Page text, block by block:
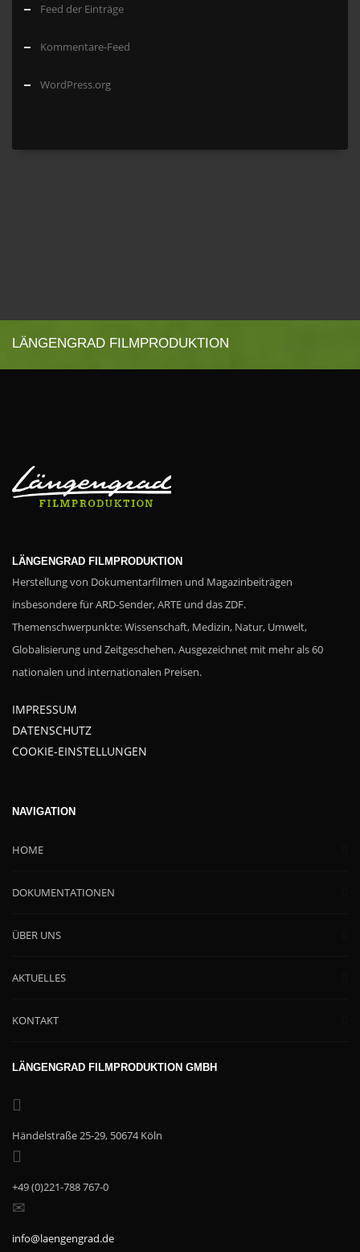
Feed der Einträge
Kommentare-Feed
WordPress.org
LÄNGENGRAD FILMPRODUKTION
LÄNGENGRAD FILMPRODUKTION
Herstellung von Dokumentarfilmen und Magazinbeiträgen
insbesondere für ARD-Sender, ARTE und das ZDF.
Themenschwerpunkte: Wissenschaft, Medizin, Natur, Umwelt,
Globalisierung und Zeitgeschehen. Ausgezeichnet mit mehr als 60
nationalen und internationalen Preisen.
IMPRESSUM
DATENSCHUTZ
COOKIE-EINSTELLUNGEN
NAVIGATION
HOME
DOKUMENTATIONEN
ÜBER UNS
AKTUELLES
KONTAKT
LÄNGENGRAD FILMPRODUKTION GMBH
Händelstraße 25-29, 50674 Köln
+49 (0)221-788 767-0
info@laengengrad.de